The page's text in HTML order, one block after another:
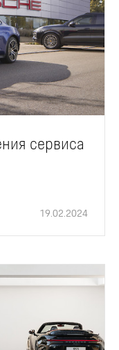
сервиса
19.02.2024